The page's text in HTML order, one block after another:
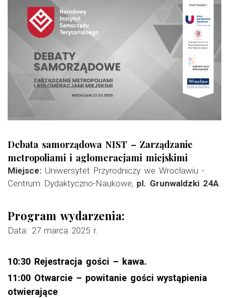
Debata samorządowa NIST – Zarządzanie
metropoliami i aglomeracjami miejskimi
Miejsce: Uniwersytet Przyrodniczy we Wrocławiu -
Centrum Dydaktyczno-Naukowe, pl. Grunwaldzki 24A
Program wydarzenia:
Data: 27 marca 2025 r.
10:30 Rejestracja gości – kawa.
11:00 Otwarcie – powitanie gości wystąpienia
otwierające